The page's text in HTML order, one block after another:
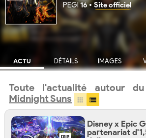
PEGI16• Site officiel
ACTU DÉTAILS IMAGES
Toute l'actualité autour
Midnight Suns
Disney x Epic
partenariat